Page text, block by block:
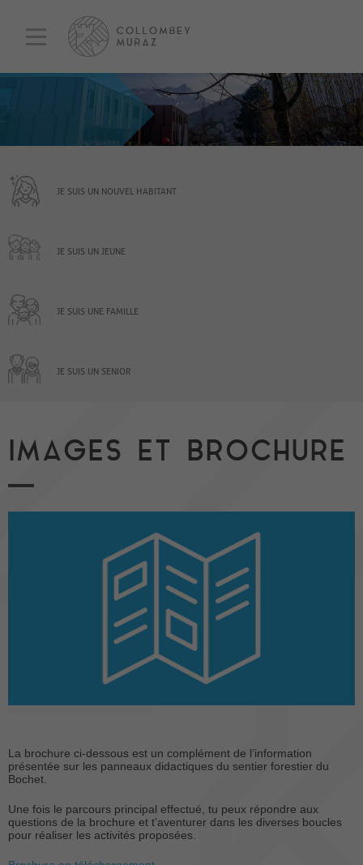
JE SUIS UN NOUVEL HABITANT
JE SUIS UN JEUNE
JE SUIS UNE FAMILLE
JE SUIS UN SENIOR
IMAGES ET BROCHURE
La brochure ci-dessous est un complément de l’information
présentée sur les panneaux didactiques du sentier forestier du
Bochet.
Une fois le parcours principal effectué, tu peux répondre aux
questions de la brochure et t’aventurer dans les diverses boucles
pour réaliser les activités proposées.